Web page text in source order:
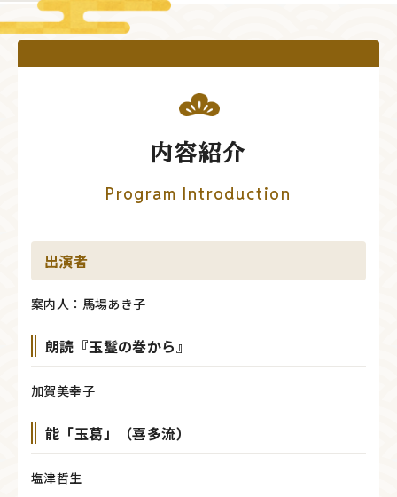
内容紹介
Program Introduction
出演者
案内人：馬場あき子
朗読『玉鬘の巻から』
加賀美幸子
能「玉葛」（喜多流）
塩津哲生